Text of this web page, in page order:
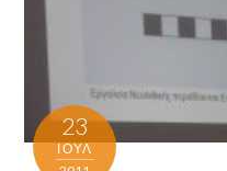
23
ΙΟΎΛ